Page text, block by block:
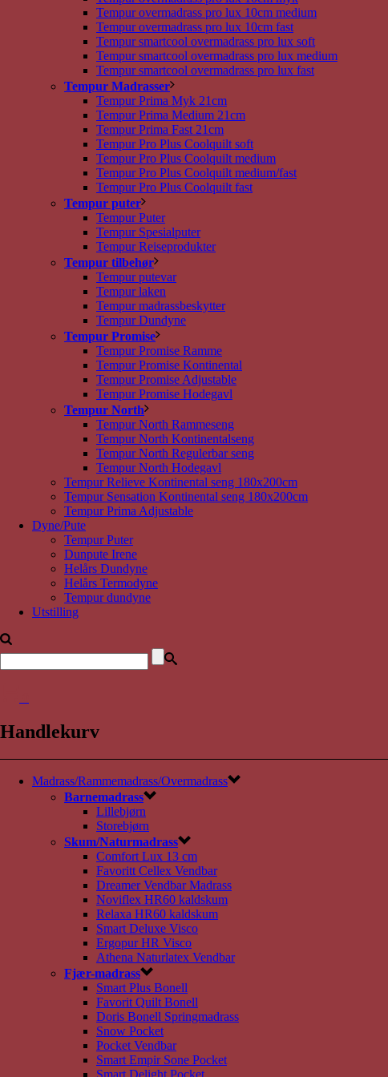
Tempur overmadrass pro lux 10cm medium
Tempur overmadrass pro lux 10cm fast
Tempur smartcool overmadrass pro lux soft
Tempur smartcool overmadrass pro lux medium
Tempur smartcool overmadrass pro lux fast
Tempur Madrasser
Tempur Prima Myk 21cm
Tempur Prima Medium 21cm
Tempur Prima Fast 21cm
Tempur Pro Plus Coolquilt soft
Tempur Pro Plus Coolquilt medium
Tempur Pro Plus Coolquilt medium/fast
Tempur Pro Plus Coolquilt fast
Tempur puter
Tempur Puter
Tempur Spesialputer
Tempur Reiseprodukter
Tempur tilbehør
Tempur putevar
Tempur laken
Tempur madrassbeskytter
Tempur Dundyne
Tempur Promise
Tempur Promise Ramme
Tempur Promise Kontinental
Tempur Promise Adjustable
Tempur Promise Hodegavl
Tempur North
Tempur North Rammeseng
Tempur North Kontinentalseng
Tempur North Regulerbar seng
Tempur North Hodegavl
Tempur Relieve Kontinental seng 180x200cm
Tempur Sensation Kontinental seng 180x200cm
Tempur Prima Adjustable
Dyne/Pute
Tempur Puter
Dunpute Irene
Helårs Dundyne
Helårs Termodyne
Tempur dundyne
Utstilling
Handlekurv
Madrass/Rammemadrass/Overmadrass
Barnemadrass
Lillebjørn
Storebjørn
Skum/Naturmadrass
Comfort Lux 13 cm
Favoritt Cellex Vendbar
Dreamer Vendbar Madrass
Noviflex HR60 kaldskum
Relaxa HR60 kaldskum
Smart Deluxe Visco
Ergopur HR Visco
Athena Naturlatex Vendbar
Fjær-madrass
Smart Plus Bonell
Favorit Quilt Bonell
Doris Bonell Springmadrass
Snow Pocket
Pocket Vendbar
Smart Empir Sone Pocket
Smart Delight Pocket